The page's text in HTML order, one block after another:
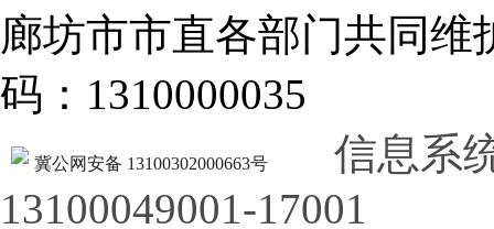
廊坊市市直各部门共同
码：1310000035
冀公网安备 13100302000663号
信息系
13100049001-17001